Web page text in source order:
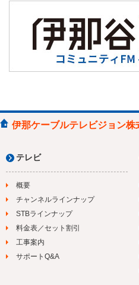
伊那ケーブルテレビジョン株
テレビ
概要
チャンネルラインナップ
STBラインナップ
料金表／セット割引
工事案内
サポートQ&A